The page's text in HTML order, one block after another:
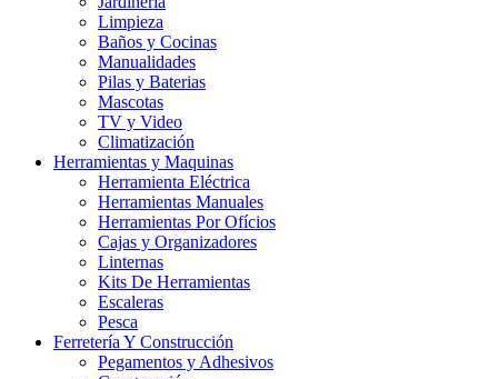
Limpieza
Baños y Cocinas
Manualidades
Pilas y Baterias
Mascotas
TV y Video
Climatización
Herramientas y Maquinas
Herramienta Eléctrica
Herramientas Manuales
Herramientas Por Ofícios
Cajas y Organizadores
Linternas
Kits De Herramientas
Escaleras
Pesca
Ferretería Y Construcción
Pegamentos y Adhesivos